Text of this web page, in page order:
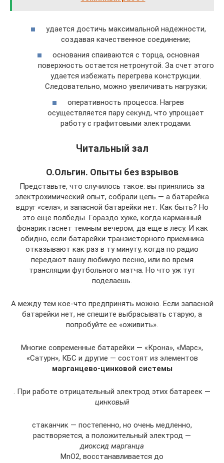
удается достичь максимальной надежности,
создавая качественное соединение;
основания спаиваются с торца, основная
поверхность остается нетронутой. За счет этого
удается избежать перегрева конструкции.
Следовательно, можно увеличивать нагрузки;
оперативность процесса. Нагрев
осуществляется пару секунд, что упрощает
работу с графитовыми электродами.
Читальный зал
О.Ольгин. Опыты без взрывов
Представьте, что случилось такое: вы принялись за
электрохимический опыт, собрали цепь — а батарейка
вдруг «села», и запасной батарейки нет. Как быть? Но
это еще полбеды. Гораздо хуже, когда карманный
фонарик гаснет темным вечером, да еще в лесу. И как
обидно, если батарейки транзисторного приемника
отказывают как раз в ту минуту, когда по радио
передают вашу любимую песню, или во время
трансляции футбольного матча. Но что уж тут
поделаешь.
А между тем кое-что предпринять можно. Если запасной
батарейки нет, не спешите выбрасывать старую, а
попробуйте ее «оживить».
Многие современные батарейки — «Крона», «Марс»,
«Сатурн», КБС и другие — состоят из элементов
марганцево-цинковой системы
. При работе отрицательный электрод этих батареек —
цинковый
стаканчик — постепенно, но очень медленно,
растворяется, а положительный электрод —
диоксид марганца
МnО2, восстанавливается до